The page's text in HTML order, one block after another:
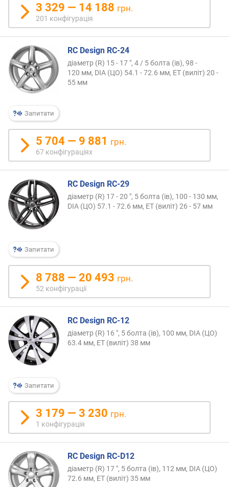
о
е
в
и
х
а
в
і
д
г
у
к
а
м
и
а
д
а
т
о
ю
о
д
а
в
а
н
я
з
і
л
ь
к
3 329 — 14 188 грн.
201 конфігурація
Запитати
RC Design RC-24
діаметр (R) 15 - 17 ", 4 / 5 болта (ів), 98 -
120 мм, DIA (ЦО) 54.1 - 72.6 мм, ET (виліт) 20 -
55 мм
5 704 — 9 881 грн.
67 конфігураціях
Запитати
RC Design RC-29
діаметр (R) 17 - 20 ", 5 болта (ів), 100 - 130 мм,
DIA (ЦО) 57.1 - 72.6 мм, ET (виліт) 26 - 57 мм
8 788 — 20 493 грн.
52 конфігурації
Запитати
RC Design RC-12
діаметр (R) 16 ", 5 болта (ів), 100 мм, DIA (ЦО)
63.4 мм, ET (виліт) 38 мм
3 179 — 3 230 грн.
1 конфігурація
RC Design RC-D12
діаметр (R) 17 ", 5 болта (ів), 112 мм, DIA (ЦО)
72.6 мм, ET (виліт) 35 мм